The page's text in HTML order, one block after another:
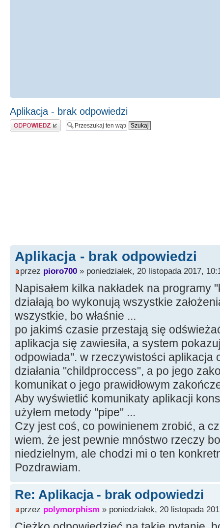
Aplikacja - brak odpowiedzi
Odpowiedz
Aplikacja - brak odpowiedzi
przez pioro700 » poniedziałek, 20 listopada 2017,
Napisałem kilka nakładek na programy
działają bo wykonują wszystkie
wszystkie, bo właśnie ...
po jakimś czasie przestają się
aplikacja się zawiesiła, a system
odpowiada". w rzeczywistości aplikacja
działania "childproccess", a po jego
komunikat o jego prawidłowym
Aby wyświetlić komunikaty aplikacji
użyłem metody "pipe" ...
Czy jest coś, co powinienem zrobić, a
wiem, że jest pewnie mnóstwo rzeczy
niedzielnym, ale chodzi mi o ten
Pozdrawiam.
Re: Aplikacja - brak odpowiedzi
przez polymorphism » poniedziałek, 20 listopada